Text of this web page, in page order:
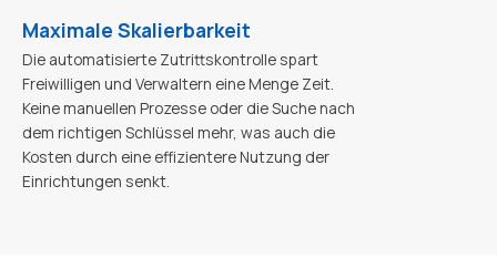
Maximale Skalierbarkeit
Die automatisierte Zutrittskontrolle spart
Freiwilligen und Verwaltern eine Menge Zeit.
Keine manuellen Prozesse oder die Suche nach
dem richtigen Schlüssel mehr, was auch die
Kosten durch eine effizientere Nutzung der
Einrichtungen senkt.